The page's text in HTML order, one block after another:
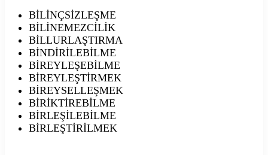
BİLİNÇSİZLEŞME
BİLİNEMEZCİLİK
BİLLURLAŞTIRMA
BİNDİRİLEBİLME
BİREYLEŞEBİLME
BİREYLEŞTİRMEK
BİREYSELLEŞMEK
BİRİKTİREBİLME
BİRLEŞİLEBİLME
BİRLEŞTİRİLMEK